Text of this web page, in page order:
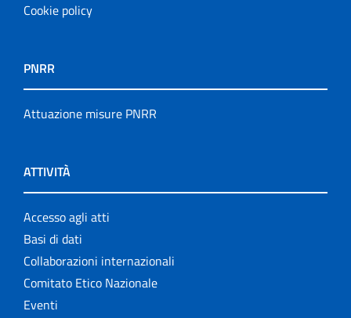
Cookie policy
PNRR
Attuazione misure PNRR
ATTIVITÀ
Accesso agli atti
Basi di dati
Collaborazioni internazionali
Comitato Etico Nazionale
Eventi